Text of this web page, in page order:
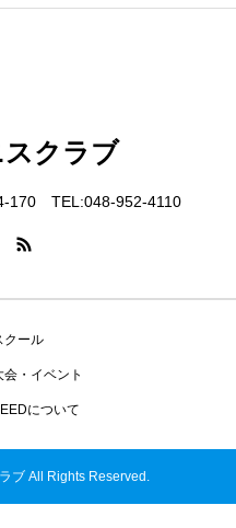
クラブ
170 TEL:048-952-4110
クール
会・イベント
について
ブ All Rights Reserved.